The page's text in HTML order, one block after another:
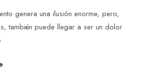
genera una ilusión enorme, pero,
también puede llegar a ser un dolor